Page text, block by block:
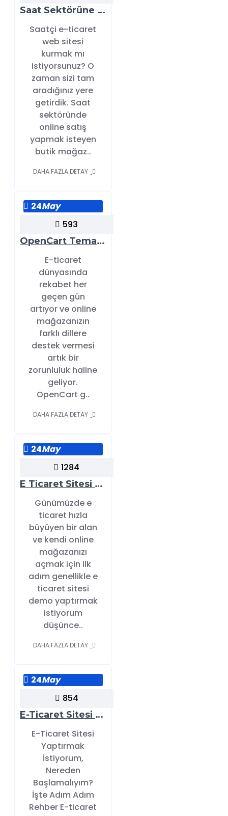
Saat Sektörüne Özel Yeni Nesil E-Ticaret Deneyimi: Saatçi Web Sitesi Demosu
Saatçi e-ticaret
web sitesi
kurmak mı
istiyorsunuz? O
zaman sizi tam
aradığınız yere
getirdik. Saat
sektöründe
online satış
yapmak isteyen
butik mağaz..
DAHA FAZLA DETAY
24May
593
OpenCart Tema İçin Dil Dosyası Tanıtımı: Neden Gerekli?
E-ticaret
dünyasında
rekabet her
geçen gün
artıyor ve online
mağazanızın
farklı dillere
destek vermesi
artık bir
zorunluluk haline
geliyor.
OpenCart g..
DAHA FAZLA DETAY
24May
1284
E Ticaret Sitesi Demo Yaptırmak İstiyorum: Hangi Sektöre Özel Demo Nasıl Olmalı?
Günümüzde e
ticaret hızla
büyüyen bir alan
ve kendi online
mağazanızı
açmak için ilk
adım genellikle e
ticaret sitesi
demo yaptırmak
istiyorum
düşünce..
DAHA FAZLA DETAY
24May
854
E-Ticaret Sitesi Yaptırmak İstiyorum, Nereden Başlamalıyım? İşte Tüm Detaylar!
E-Ticaret Sitesi
Yaptırmak
İstiyorum,
Nereden
Başlamalıyım?
İşte Adım Adım
Rehber E-ticaret